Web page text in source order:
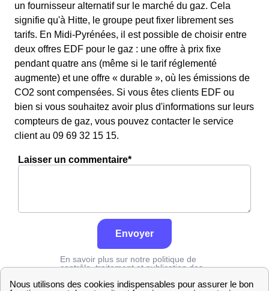
un fournisseur alternatif sur le marché du gaz. Cela
signifie qu'à Hitte, le groupe peut fixer librement ses
tarifs. En Midi-Pyrénées, il est possible de choisir entre
deux offres EDF pour le gaz : une offre à prix fixe
pendant quatre ans (même si le tarif réglementé
augmente) et une offre « durable », où les émissions de
CO2 sont compensées. Si vous êtes clients EDF ou
bien si vous souhaitez avoir plus d'informations sur leurs
compteurs de gaz, vous pouvez contacter le service
client au 09 69 32 15 15.
Laisser un commentaire*
Envoyer
En savoir plus sur notre politique de
contrôle, traitement et publication des